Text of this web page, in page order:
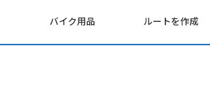
バイク用品 ルートを作成